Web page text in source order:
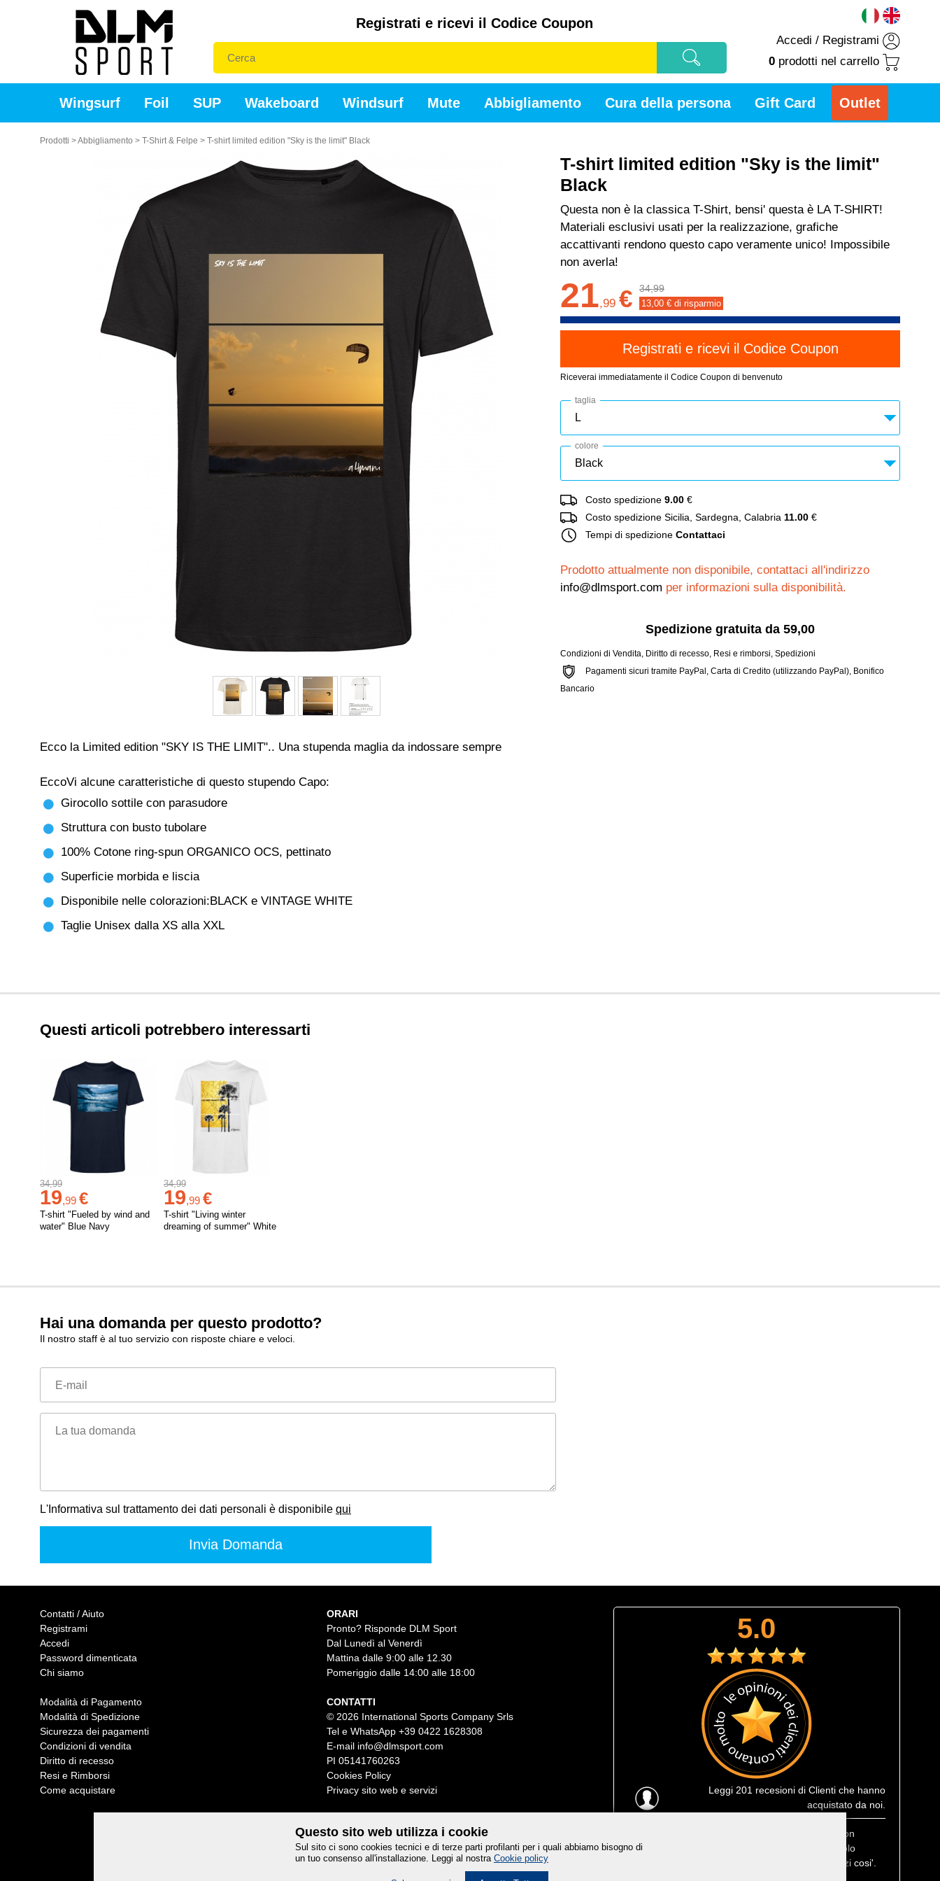
Registrati e ricevi il Codice Coupon
Accedi / Registrami
0 prodotti nel carrello
Wingsurf Foil SUP Wakeboard Windsurf Mute Abbigliamento Cura della persona Gift Card Outlet
Prodotti >Abbigliamento > T-Shirt & Felpe > T-shirt limited edition "Sky is the limit" Black
T-shirt limited edition "Sky is the limit"
Black
Questa non è la classica T-Shirt, bensi' questa è LA T-SHIRT!
Materiali esclusivi usati per la realizzazione, grafiche
accattivanti rendono questo capo veramente unico! Impossibile
non averla!
21,99 € 34,99
13,00 € di risparmio
Riceverai immediatamente il Codice Coupon di benvenuto
taglia
colore
Costo spedizione 9.00 €
Costo spedizione Sicilia, Sardegna, Calabria 11.00 €
Tempi di spedizione Contattaci
Prodotto attualmente non disponibile, contattaci all'indirizzo
info@dlmsport.com per informazioni sulla disponibilità.
Spedizione gratuita da 59,00
Condizioni di Vendita, Diritto di recesso, Resi e rimborsi, Spedizioni
Pagamenti sicuri tramite PayPal, Carta di Credito (utilizzando PayPal), Bonifico
Bancario
Ecco la Limited edition "SKY IS THE LIMIT".. Una stupenda maglia da indossare sempre
EccoVi alcune caratteristiche di questo stupendo Capo:
Girocollo sottile con parasudore
Struttura con busto tubolare
100% Cotone ring-spun ORGANICO OCS, pettinato
Superficie morbida e liscia
Disponibile nelle colorazioni:BLACK e VINTAGE WHITE
Taglie Unisex dalla XS alla XXL
Questi articoli potrebbero interessarti
34,99
19,99 €
T-shirt "Fueled by wind and
water" Blue Navy
34,99
19,99 €
T-shirt "Living winter
dreaming of summer" White
Hai una domanda per questo prodotto?
Il nostro staff è al tuo servizio con risposte chiare e veloci.
E-mail
La tua domanda
L'Informativa sul trattamento dei dati personali è disponibile qui
Contatti / Aiuto
Registrami
Accedi
Password dimenticata
Chi siamo
Modalità di Pagamento
Modalità di Spedizione
Sicurezza dei pagamenti
Condizioni di vendita
Diritto di recesso
Resi e Rimborsi
Come acquistare
ORARI
Pronto? Risponde DLM Sport
Dal Lunedì al Venerdì
Mattina dalle 9:00 alle 12.30
Pomeriggio dalle 14:00 alle 18:00
CONTATTI
© 2026 International Sports Company Srls
Tel e WhatsApp +39 0422 1628308
E-mail info@dlmsport.com
PI 05141760263
Cookies Policy
Privacy sito web e servizi
Credits
5.0
Leggi 201 recesionidi Clienti che hanno
acquistato da noi.
: Muta corta estiva Prolimit fusion
eccezionale, leggerissima e consegnatami in 1 solo
giorno lavorativo, che efficenza, trovarne di negozi cosi'.
Questo sito web utilizza i cookie
Sul sito ci sono cookies tecnici e di terze parti profilanti per i quali abbiamo bisogno di
un tuo consenso all'installazione. Leggi al nostra Cookie policy